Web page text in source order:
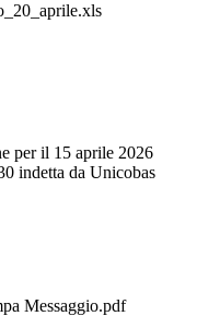
per il 15 aprile 2026
indetta da Unicobas
Messaggio.pdf